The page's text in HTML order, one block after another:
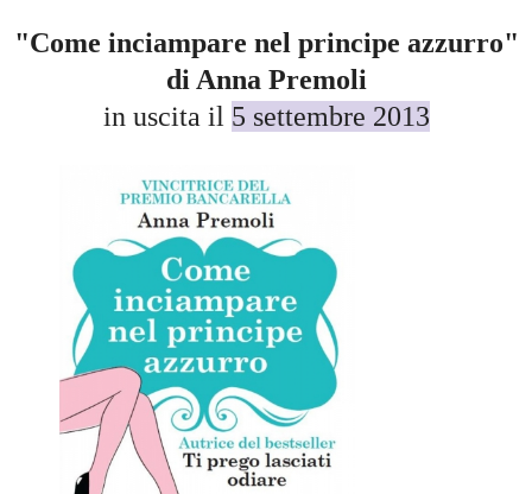
"Come inciampare nel principe azzurro"
di Anna Premoli
in uscita il 5 settembre 2013